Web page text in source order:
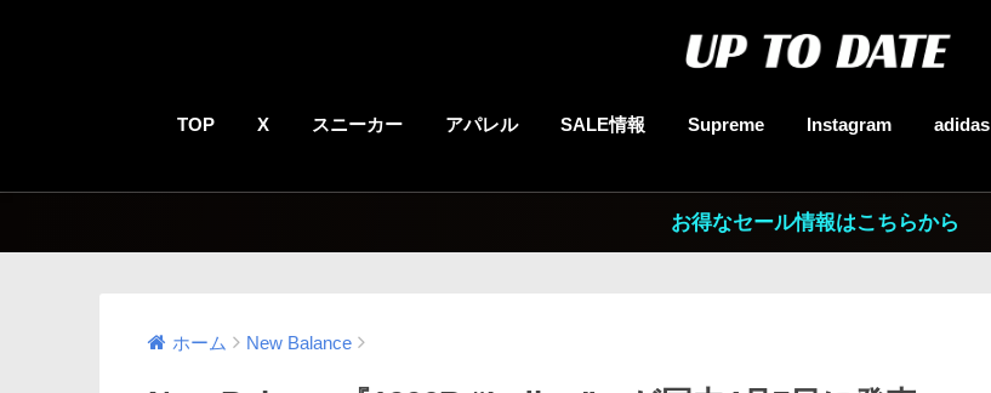
TOP X スニーカー アパレル SALE情報 Supreme Instagram adidas
お得なセール情報はこちらから
ホーム New Balance